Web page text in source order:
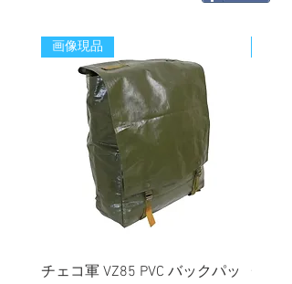
画像現品
チェコ軍 VZ85 PVC バックパッ
チェ